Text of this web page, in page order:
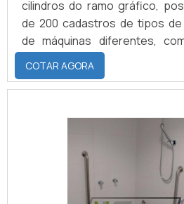
cilindros do ramo gráfico,
de 200 cadastros de tipos
de máquinas diferentes,
Solna, Adast, Dafferner, e
das mais conhecidas no
MAIS SOBRE ELASTÔMERO
maior parte das vezes é feito
podendo variar de acordo com
do material. As características do
elastômero Nitrilica são: Du.
COTAR AGORA